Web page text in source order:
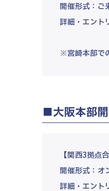
開催形式：ご
詳細・エント
※宮崎本部で
■大阪本部
【関西3拠
開催形式：オ
詳細・エント